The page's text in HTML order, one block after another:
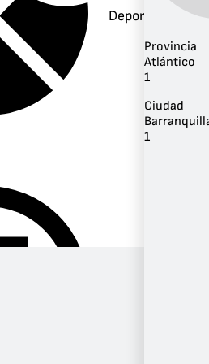
Deportes
Provincia
Atlántico
1
Ciudad
1